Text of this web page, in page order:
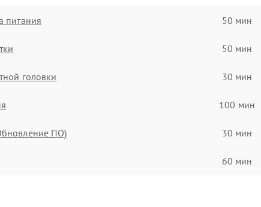
питания 50 мин
50 мин
головки 30 мин
100 мин
ПО) 30 мин
60 мин